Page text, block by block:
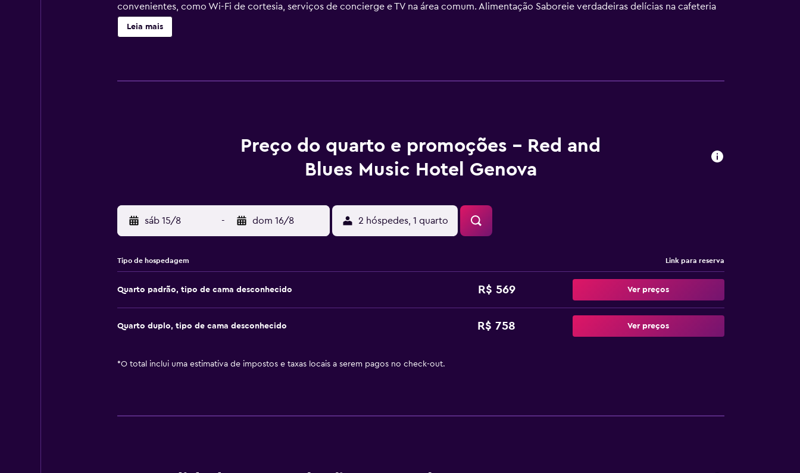
convenientes, como Wi-Fi de cortesia, serviços de concierge e TV na área comum. Alimentação Saboreie verdadeiras delícias na cafeteria
deste hotel ou hospede-se no local e aproveite o serviço de quarto 24 horas.
Leia mais
Preço do quarto e promoções - Red and
Blues Music Hotel Genova
sáb 15/8 - dom 16/8 2 hóspedes, 1 quarto
Tipo de hospedagem Link para reserva
Quarto padrão, tipo de cama desconhecido R$ 569 Ver preços
Quarto duplo, tipo de cama desconhecido R$ 758 Ver preços
*O total inclui uma estimativa de impostos e taxas locais a serem pagos no check-out.